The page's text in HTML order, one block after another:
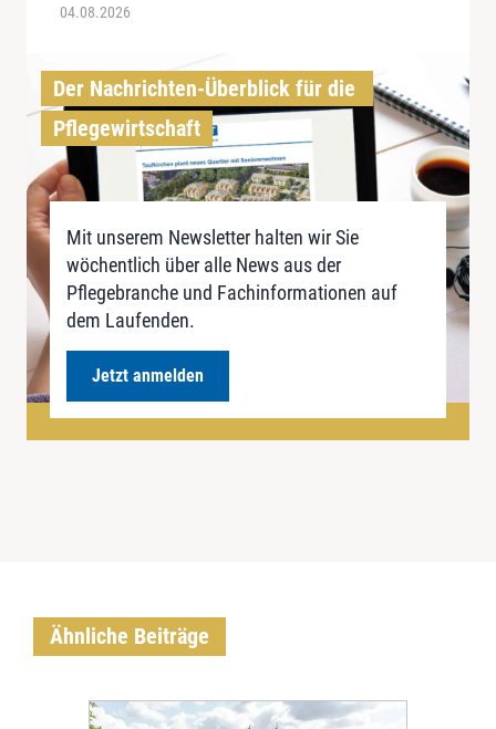
04.08.2026
Der Nachrichten-Überblick für die
Pflegewirtschaft
Mit unserem Newsletter halten wir Sie
wöchentlich über alle News aus der
Pflegebranche und Fachinformationen auf
dem Laufenden.
Jetzt anmelden
Ähnliche Beiträge